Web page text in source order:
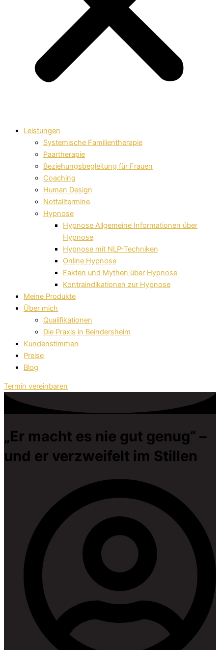
Leistungen
Systemische Familientherapie
Paartherapie
Beziehungsbegleitung für Frauen
Coaching
Human Design
Notfalltermine
Hypnose
Hypnose Allgemeine Informationen über
Hypnose
Hypnose mit NLP-Techniken
Online Hypnose
Fakten und Mythen über Hypnose
Kontraindikationen zur Hypnose
Meine Produkte
Über mich
Qualifikationen
Die Praxis in Beindersheim
Kundenstimmen
Preise
Blog
Termin vereinbaren
„Er macht es nie gut genug“ –
und er verzweifelt im Stillen